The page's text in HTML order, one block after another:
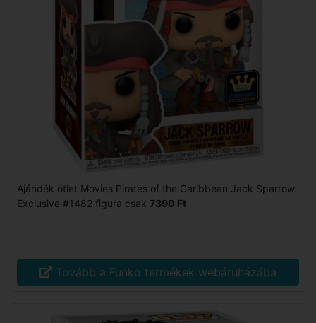
Ajándék ötlet Movies Pirates of the Caribbean Jack Sparrow
Exclusive #1482 figura csak 7390 Ft
Tovább a Funko termékek webáruházába